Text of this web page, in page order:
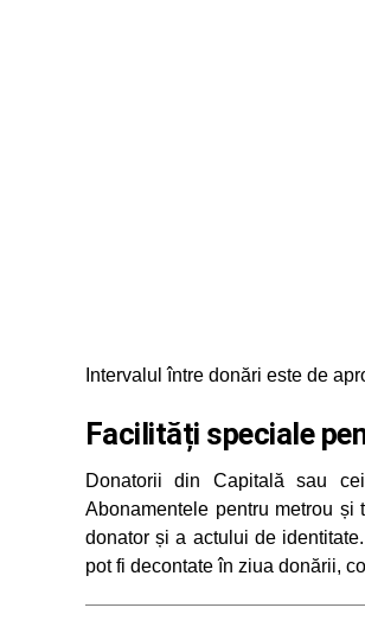
Intervalul între donări este de
Facilități speciale
Donatorii din Capitală sau
Abonamentele pentru metrou
donator și a actului de
pot fi decontate în ziua donării,